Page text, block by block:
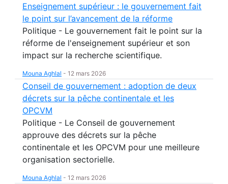
Enseignement supérieur : le gouvernement fait
le point sur l’avancement de la réforme
Politique - Le gouvernement fait le point sur la
réforme de l'enseignement supérieur et son
impact sur la recherche scientifique.
Mouna Aghlal - 12 mars 2026
Conseil de gouvernement : adoption de deux
décrets sur la pêche continentale et les
OPCVM
Politique - Le Conseil de gouvernement
approuve des décrets sur la pêche
continentale et les OPCVM pour une meilleure
organisation sectorielle.
Mouna Aghlal - 12 mars 2026